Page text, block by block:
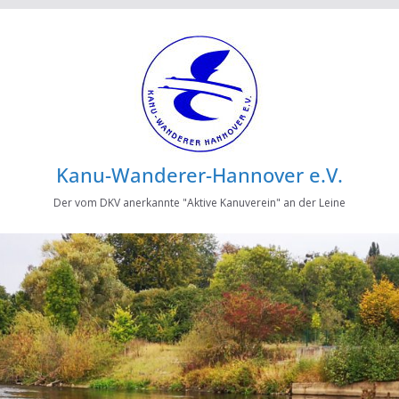
Kanu-Wanderer-Hannover e.V.
Der vom DKV anerkannte "Aktive Kanuverein" an der Leine